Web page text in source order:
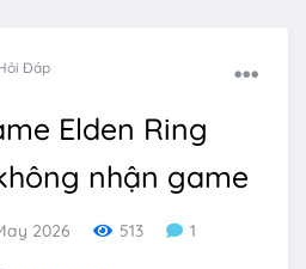
Đáp
Elden Ring
nhận game
2026 513 1